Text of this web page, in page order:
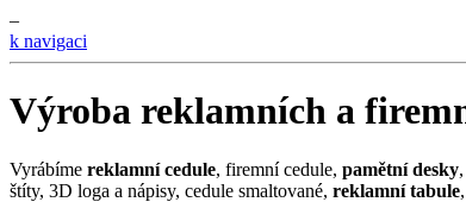
–
k navigaci
Výroba reklamních a
Vyrábíme reklamní cedule, firemní cedule, pamětní desky,
štíty, 3D loga a nápisy, cedule smaltované, reklamní tabule